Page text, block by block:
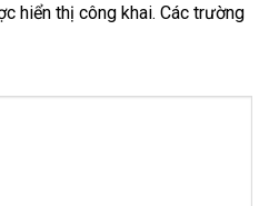
hiển thị công khai. Các trường